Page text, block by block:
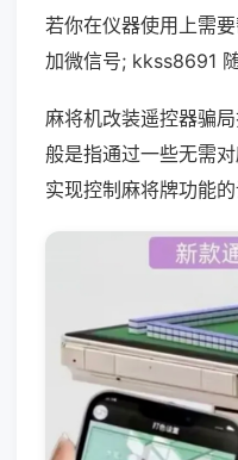
若你在仪器使用上需
加微信号; kkss8691 随
麻将机改装遥控器骗
般是指通过一些无需
实现控制麻将牌功能的